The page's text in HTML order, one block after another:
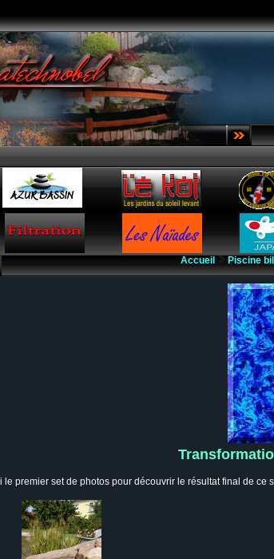
Accueil Piscine
le premier set de photos pour découvrir le résultat final de ce